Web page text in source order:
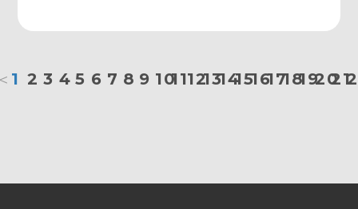
1 2 3 4 5 6 7 8 9 101112131415161718192021